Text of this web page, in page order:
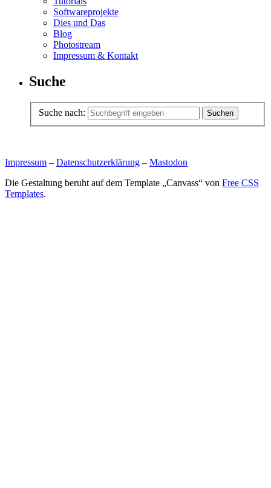
Softwareprojekte
Dies und Das
Blog
Photostream
Impressum & Kontakt
Suche
Suche nach:
Impressum – Datenschutzerklärung – Mastodon
Die Gestaltung beruht auf dem Template „Canvass“ von Free CSS
Templates.